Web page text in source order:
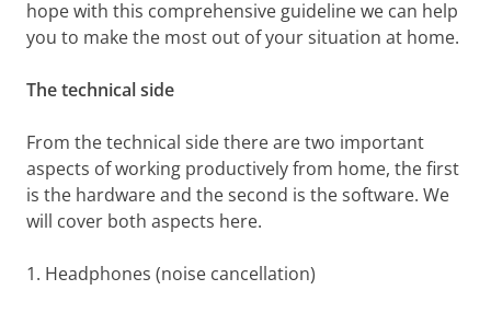
hope with this comprehensive guideline we can help
you to make the most out of your situation at home.
The technical side
From the technical side there are two important
aspects of working productively from home, the first
is the hardware and the second is the software. We
will cover both aspects here.
1. Headphones (noise cancellation)